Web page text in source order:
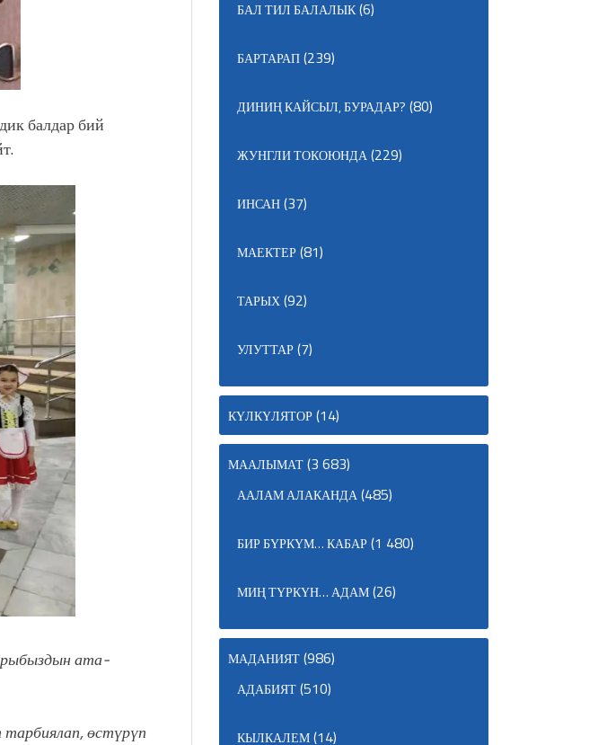
балдар бий
ата-
өстүрүп
БАЛ ТИЛ БАЛАЛЫК(6)
БАРТАРАП(239)
ДИНИҢ КАЙСЫЛ, БУРАДАР? (80)
ЖУНГЛИ ТОКОЮНДА(229)
ИНСАН(37)
МАЕКТЕР(81)
ТАРЫХ(92)
УЛУТТАР(7)
КҮЛКҮЛЯТОР(14)
МААЛЫМАТ(3 683)
ААЛАМ АЛАКАНДА(485)
БИР БҮРКҮМ… КАБАР(1 480)
МИҢ ТҮРКҮН… АДАМ(26)
МАДАНИЯТ(986)
АДАБИЯТ(510)
КЫЛКАЛЕМ(14)